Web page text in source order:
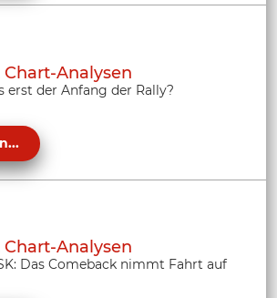
Analysen
erst der Anfang der Rally?
Analysen
Das Comeback nimmt Fahrt auf